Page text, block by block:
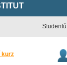
Studentů
kurz